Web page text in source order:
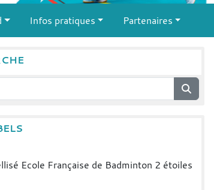
Infos pratiques Partenaires
Ecole Française de Badminton 2 étoiles